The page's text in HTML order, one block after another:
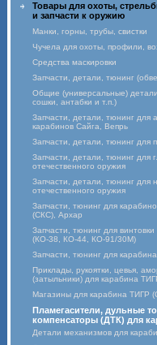
Товары для охоты,
и запчасти к оружию
Манки, горны, трубы, свистки
Чучела для охоты, профили,
Средства маскировки
Запчасти, детали, тюнинг
Общие (универсальные)
сошки, антабки и т.п.)
Запчасти, детали, тюнинг для
карабинов Сайга, Вепрь
Запчасти, детали, тюнинг для
Запчасти, детали, тюнинг для
отечественного оружия
Запчасти, детали, тюнинг для
отечественного оружия
Запчасти, тюнинг для
(СКС), Архар
Запчасти, тюнинг для
(КО-38, КО-44, КО-91/30М)
Запчасти, тюнинг для
Приклады, рукоятки, цевья,
(затыльники) для карабина
Магазины для карабина ТИГР
Пламегасители, дульные
компенсаторы (ДТК) для
Детали механизмов для